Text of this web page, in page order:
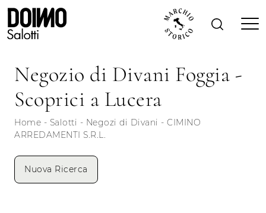
Negozio di Divani Foggia -
Scoprici a Lucera
Home - Salotti - Negozi di Divani - CIMINO
ARREDAMENTI S.R.L.
Nuova Ricerca